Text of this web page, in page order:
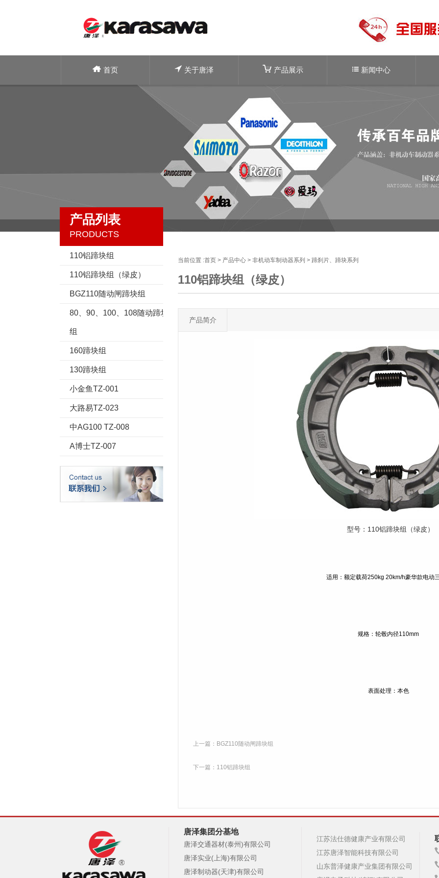
首页 关于唐泽 产品展示 新闻中心
产品列表
PRODUCTS
110铝蹄块组
110铝蹄块组（绿皮）
BGZ110随动闸蹄块组
80、90、100、108随动蹄块
组
160蹄块组
130蹄块组
小金鱼TZ-001
大路易TZ-023
中AG100 TZ-008
A博士TZ-007
当前位置 :首页 > 产品中心 > 非机动车制动器系列 > 蹄刹片、蹄块系列
110铝蹄块组（绿皮）
产品简介
型号：110铝蹄块组（绿皮）
适用：额定载荷250kg 20km/h豪华款电动
规格：轮毂内径110mm
表面处理：本色
上一篇： BGZ110随动闸蹄块组
下一篇： 110铝蹄块组
唐泽集团分基地
唐泽交通器材(泰州)有限公司
唐泽实业(上海)有限公司
唐泽制动器(天津)有限公司
江苏法仕德健康产业有限公司
江苏唐泽智能科技有限公司
山东普泽健康产业集团有限公司